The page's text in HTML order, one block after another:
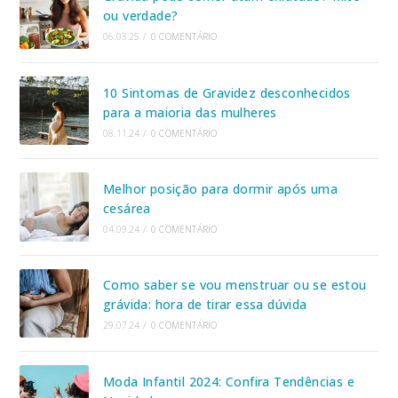
ou verdade?
06.03.25 / 0 COMENTÁRIO
10 Sintomas de Gravidez desconhecidos
para a maioria das mulheres
08.11.24 / 0 COMENTÁRIO
Melhor posição para dormir após uma
cesárea
04.09.24 / 0 COMENTÁRIO
Como saber se vou menstruar ou se estou
grávida: hora de tirar essa dúvida
29.07.24 / 0 COMENTÁRIO
Moda Infantil 2024: Confira Tendências e